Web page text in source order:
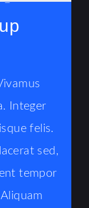
Integer
felis.
sed,
tempor